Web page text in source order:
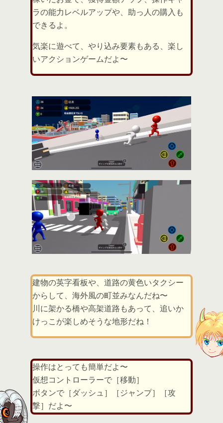
ラの能力レベルアップや、助っ人の購入も
できるよ。
気楽に遊べて、やり込み要素もある、楽し
いアクションゲームだよ〜
建物の英字看板や、道路の黄色いタクシー
からして、海外風の町並みなんだね〜
川に架かる橋や高架道路もあって、追いか
けっこが楽しめそうな地形だね！
操作はとっても簡単だよ〜
仮想コントローラーで［移動］
ボタンで［ダッシュ］［ジャンプ］［攻
撃］だよ〜